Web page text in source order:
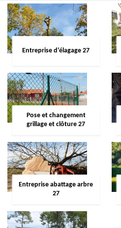
Entreprise d'élagage 27
Pose et changement
grillage et clôture 27
Entreprise abattage arbre
27